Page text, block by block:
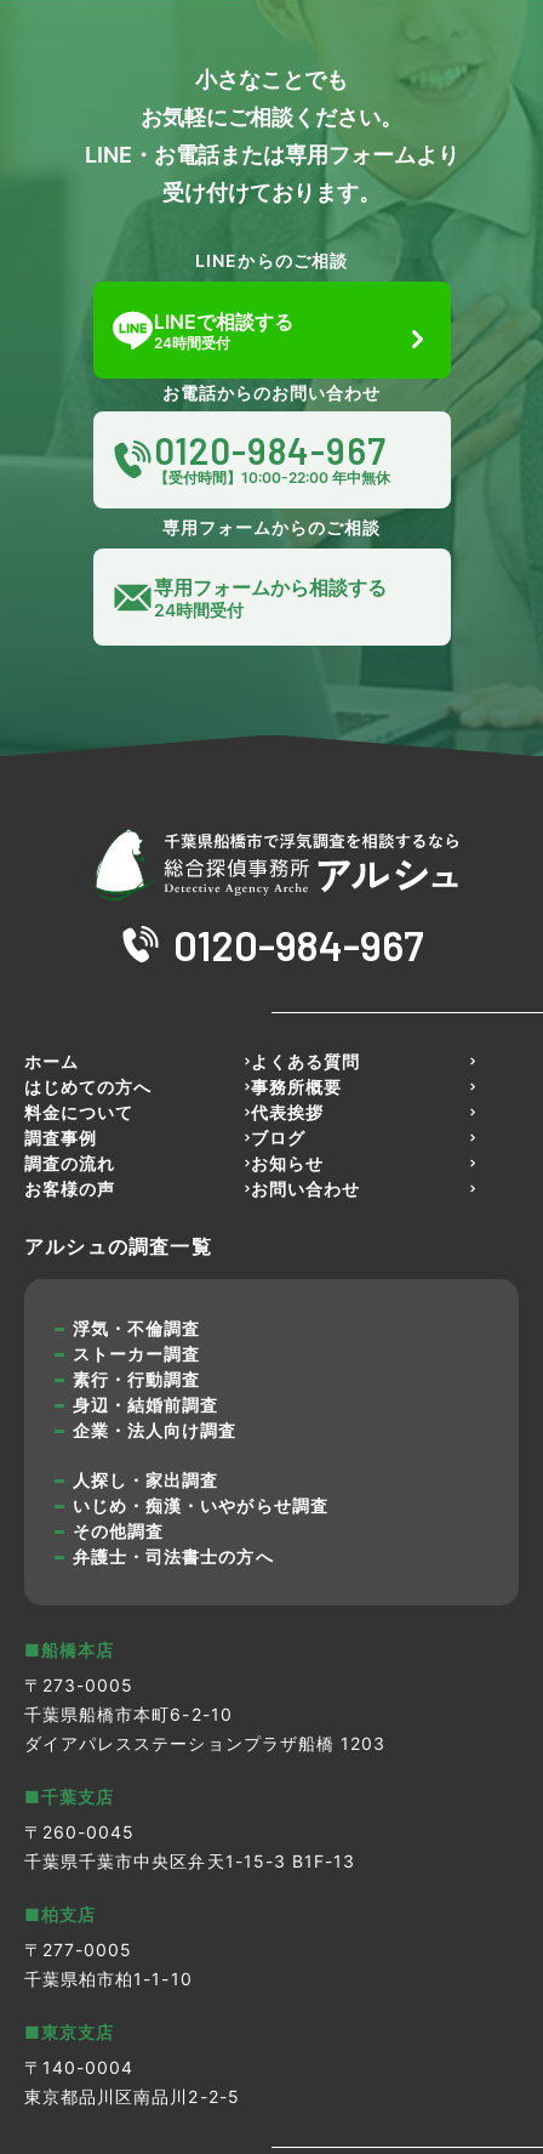
小さなことでも
お気軽にご相談ください。
LINE・お電話または専用フォームより
受け付けております。
LINEからのご相談
LINEで相談する
24時間受付
お電話からのお問い合わせ
0120-984-967
【受付時間】10:00-22:00 年中無休
専用フォームからのご相談
専用フォームから相談する
24時間受付
0120-984-967
ホーム
はじめての方へ
料金について
調査事例
調査の流れ
お客様の声
よくある質問
事務所概要
代表挨拶
ブログ
お知らせ
お問い合わせ
アルシュの調査一覧
浮気・不倫調査
ストーカー調査
素行・行動調査
身辺・結婚前調査
企業・法人向け調査
人探し・家出調査
いじめ・痴漢・いやがらせ調査
その他調査
弁護士・司法書士の方へ
■船橋本店
〒273-0005
千葉県船橋市本町6-2-10
ダイアパレスステーションプラザ船橋 1203
■千葉支店
〒260-0045
千葉県千葉市中央区弁天1-15-3 B1F-13
■柏支店
〒277-0005
千葉県柏市柏1-1-10
■東京支店
〒140-0004
東京都品川区南品川2-2-5